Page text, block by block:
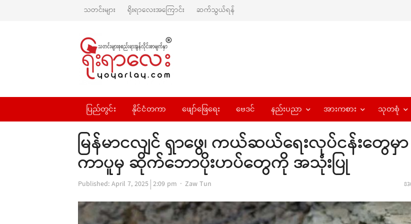
သတင်းများ ရိုးရာလေးအကြောင်း ဆက်သွယ်ရန်
ပြည်တွင်း နိုင်ငံတကာ ဖျော်ဖြေရေး ဗေဒင် နည်းပညာ အားကစား သုတစုံ
မြန်မာငလျင် ရှာဖွေ၊ ကယ်ဆယ်ရေးလုပ်ငန်းတွေမှ
ကာပူမှ ဆိုက်ဘောပိုးဟပ်တွေကို အသုံးပြု
Published:April 7, 2025 2:09 pm Author
Zaw Tun